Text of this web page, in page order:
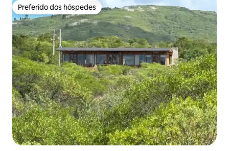
Preferido dos hóspedes
Preferido dos hóspedes